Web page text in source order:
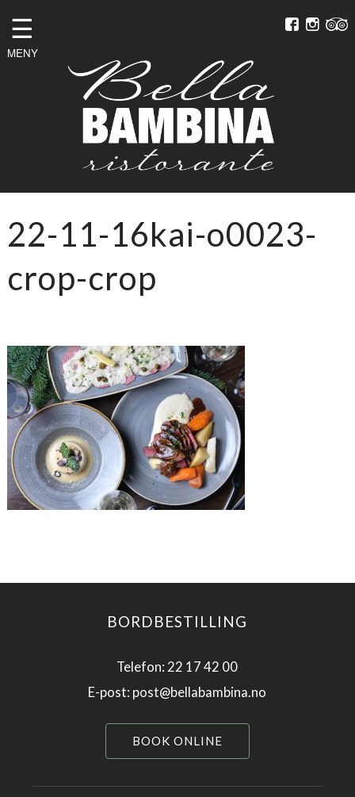
☰
MENY
22-11-16kai-o0023-
crop-crop
BORDBESTILLING
Telefon: 22 17 42 00
E-post: post@bellabambina.no
BOOK ONLINE